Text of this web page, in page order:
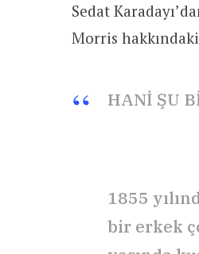
Sedat
Morris
HANİ ŞU
1855
bir erkek